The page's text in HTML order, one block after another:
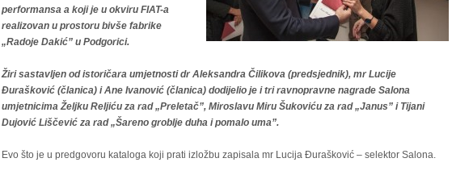
performansa a koji je u okviru FIAT-a
realizovan u prostoru bivše fabrike
„Radoje Dakić” u Podgorici.
Žiri sastavljen od istoričara umjetnosti dr Aleksandra Čilikova (predsjednik), mr Lucije
Đurašković (članica) i Ane Ivanović (članica) dodijelio je i tri ravnopravne nagrade Salona
umjetnicima Željku Reljiću za rad „Preletač”, Miroslavu Miru Šukoviću za rad „Janus” i Tijani
Dujović Liščević za rad „Šareno groblje duha i pomalo uma”.
Evo što je u predgovoru kataloga koji prati izložbu zapisala mr Lucija Đurašković – selektor Salona.